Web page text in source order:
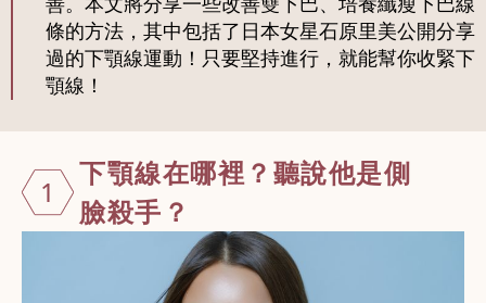
善。本文將分享一些改善雙下巴、培養纖瘦下巴線
條的方法，其中包括了日本女星石原里美公開分享
過的下顎線運動！只要堅持進行，就能幫你收緊下
顎線！
1
下顎線在哪裡 ？聽說他是側
臉殺手？